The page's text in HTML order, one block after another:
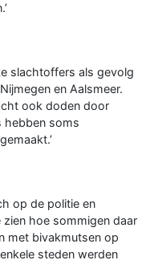
slachtoffers als gevolg
en Aalsmeer.
ook doden door
hebben soms
op de politie en
zien hoe sommigen daar
met bivakmutsen op
steden werden